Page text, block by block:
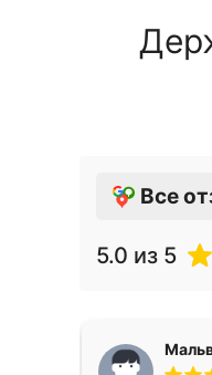
Все
5.0 из 5